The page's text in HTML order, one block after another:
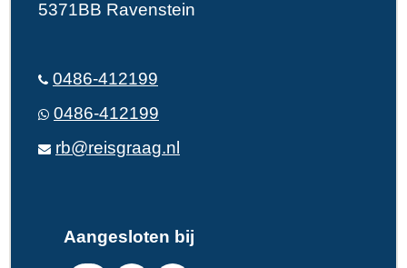
5371BB Ravenstein
0486-412199
0486-412199
rb@reisgraag.nl
Aangesloten bij